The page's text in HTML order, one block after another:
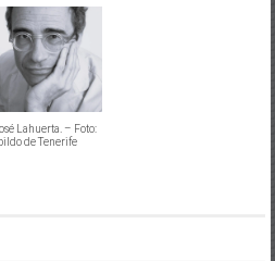
Lahuerta. – Foto:
de Tenerife